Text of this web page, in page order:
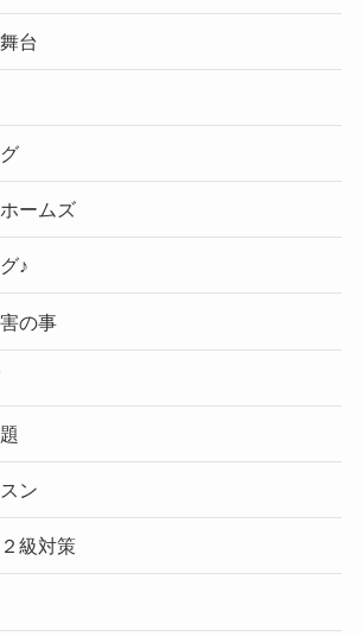
台
ームズ
♪
の事
ン
級対策